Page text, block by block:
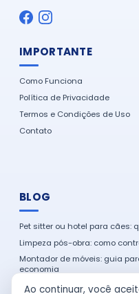
IMPORTANTE
Como Funciona
Política de Privacidade
Termos e Condições de Uso
Contato
BLOG
Pet sitter ou hotel para cães:
Limpeza pós-obra: como
Montador de móveis: guia
economia
Como encontrar um
Ao continuar, você